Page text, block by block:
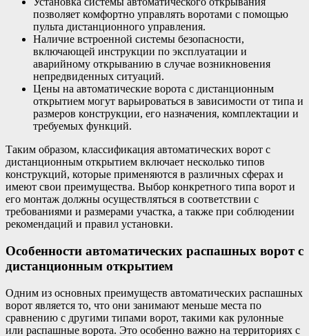
позволяет комфортно управлять воротами с помощью
пульта дистанционного управления.
Наличие встроенной системы безопасности,
включающей инструкции по эксплуатации и
аварийному открыванию в случае возникновения
непредвиденных ситуаций.
Цены на автоматические ворота с дистанционным
открытием могут варьироваться в зависимости от типа и
размеров конструкции, его назначения, комплектации и
требуемых функций.
Таким образом, классификация автоматических ворот с
дистанционным открытием включает несколько типов
конструкций, которые применяются в различных сферах и
имеют свои преимущества. Выбор конкретного типа ворот и
его монтаж должны осуществляться в соответствии с
требованиями и размерами участка, а также при соблюдении
рекомендаций и правил установки.
Особенности автоматических распашных ворот с
дистанционным открытием
Одним из основных преимуществ автоматических распашных
ворот является то, что они занимают меньше места по
сравнению с другими типами ворот, такими как рулонные
или распашные ворота. Это особенно важно на территориях с